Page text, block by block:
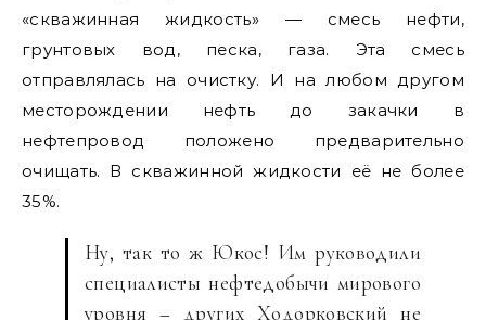
«скважинная жидкость» — смесь нефти,
грунтовых вод, песка, газа. Эта смесь
отправлялась на очистку. И на любом другом
месторождении нефть до закачки в
нефтепровод положено предварительно
очищать. В скважинной жидкости её не более
35%.
Ну, так то ж Юкос! Им руководили
специалисты нефтедобычи мирового
уровня – других Ходорковский не